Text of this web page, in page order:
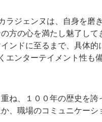
ラジェンヌは、自身を磨
の心を満たし魅了して
ンドに至るまで、具体
ンターテイメント性も
ね、１００年の歴史を誇
、職場のコミュニケー